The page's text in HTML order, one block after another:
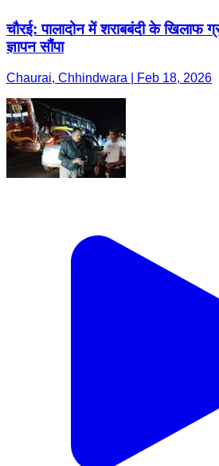
चौरई: पालादोन में शराबबंदी के खिलाफ
ज्ञापन सौंपा
Chaurai, Chhindwara | Feb 18, 2026